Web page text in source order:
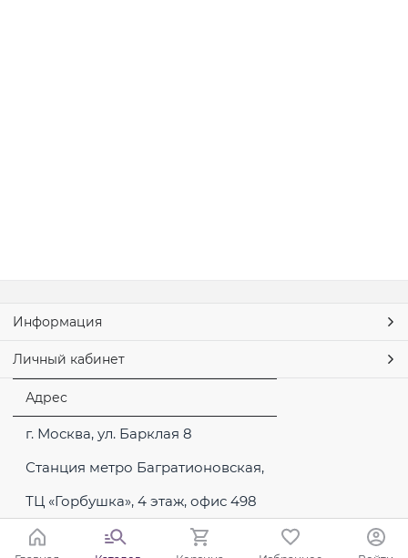
Информация
Личный кабинет
Адрес
г. Москва, ул. Барклая 8
Станция метро Багратионовская,
ТЦ «Горбушка», 4 этаж, офис 498